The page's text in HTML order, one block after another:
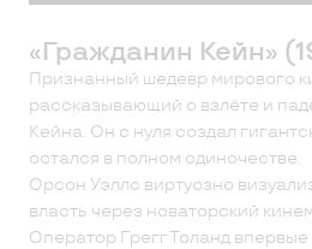
«Гражданин Кейн»
Признанный шедевр мирового
рассказывающий о взлёте и
Кейна. Он с нуля создал
остался в полном одиночестве.
Орсон Уэллс виртуозно
власть через новаторский
Оператор Грегг Толанд